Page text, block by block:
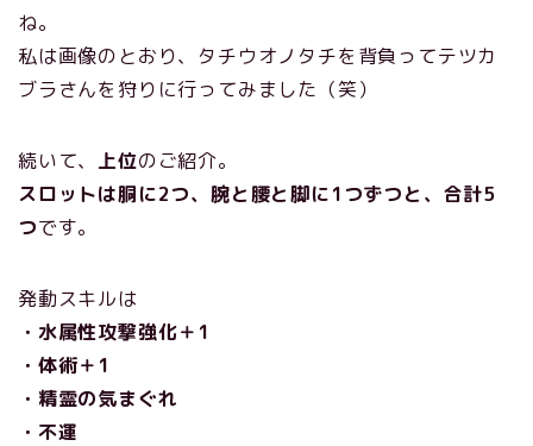
ね。
私は画像のとおり、タチウオノタチを背負ってテツカ
ブラさんを狩りに行ってみました（笑）
続いて、 上位のご紹介。
スロットは胴に2つ、腕と腰と脚に1つずつと、合計5
つです。
発動スキルは
・水属性攻撃強化＋1
・体術＋1
・精霊の気まぐれ
・不運